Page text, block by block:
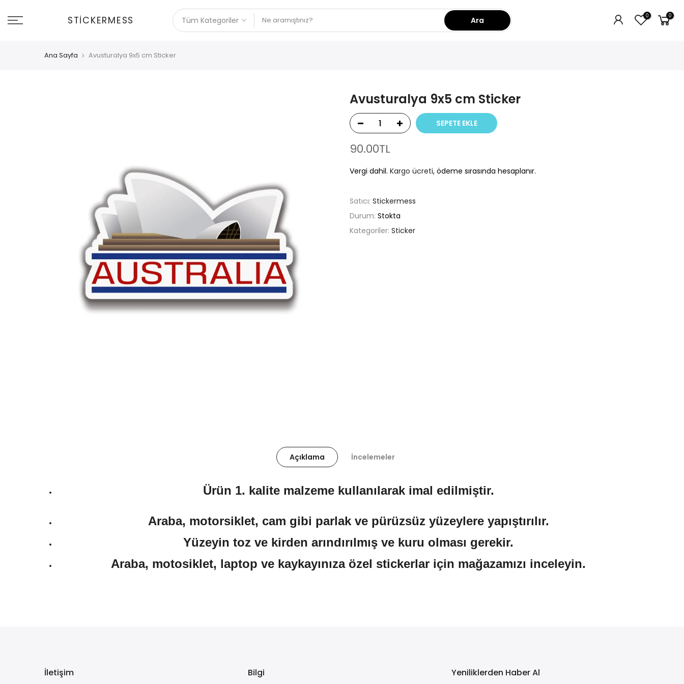
git
STICKERMESS Ara 0 0
Ana Sayfa Avusturalya 9x5 cm Sticker
Avusturalya 9x5 cm Sticker
SEPETE EKLE
90.00TL
Vergi dahil. Kargo ücreti, ödeme sırasında hesaplanır.
Satıcı: Stickermess
Durum: Stokta
Kategoriler: Sticker
Açıklama İncelemeler
Ürün 1. kalite malzeme kullanılarak imal edilmiştir.
Araba, motorsiklet, cam gibi parlak ve pürüzsüz yüzeylere yapıştırılır.
Yüzeyin toz ve kirden arındırılmış ve kuru olması gerekir.
Araba, motosiklet, laptop ve kaykayınıza özel stickerlar için mağazamızı inceleyin.
İletişim Bilgi Yeniliklerden Haber Al